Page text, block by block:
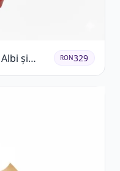
și
RON329